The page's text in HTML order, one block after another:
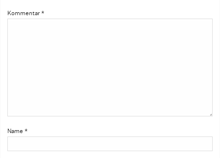
Kommentar *
Name *